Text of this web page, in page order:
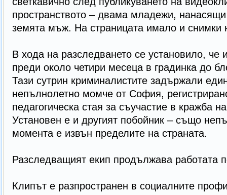
пространството – двама младежи,
земята мъж. На страницата имало и снимки
В хода на разследването се установило, че
преди около четири месеца в градинка до
Тази сутрин криминалистите задържали
непълнолетно момче от София,
педагогическа стая за съучастие в кражба
Установен е и другият побойник – също
момента е извън пределите на страната.
Разследващият екип продължава работата
Клипът е разпространен в социалните